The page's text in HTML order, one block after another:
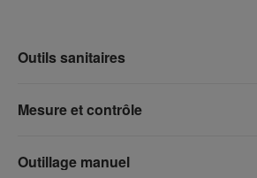
Outils sanitaires
Mesure et contrôle
Outillage manuel